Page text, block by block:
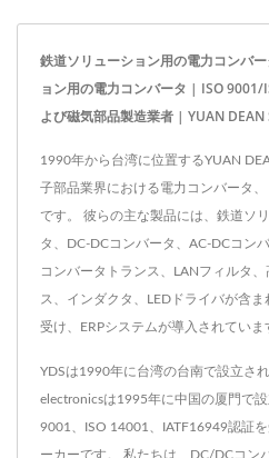
鉄道ソリューション用の電力コンバ
ョン用の電力コンバータ | ISO
よび磁気部品製造業者 | YUAN DEAN
1990年から台湾に位置するYUAN
子部品業界における電力コンバータ
です。 彼らの主な製品には、鉄道ソ
タ、DC-DCコンバータ、AC-DCコン
コンバータトランス、LANフィルタ
ス、インダクタ、LEDドライバが含
受け、ERPシステムが導入されていま
YDSは1990年に台湾の台南で設立さ
electronicsは1995年に中国の厦門で
9001、ISO 14001、IATF16949認証
ーカーです。 私たちは、DC/DCコン